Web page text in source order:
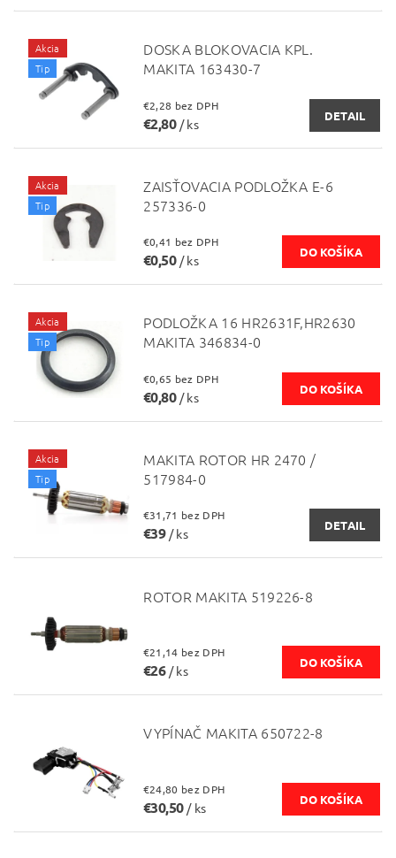
Akcia
Tip
DOSKA BLOKOVACIA KPL.
MAKITA 163430-7
€2,28 bez DPH
€2,80 / ks
DETAIL
Akcia
Tip
ZAISŤOVACIA PODLOŽKA E-6
257336-0
€0,41 bez DPH
€0,50 / ks
Akcia
Tip
PODLOŽKA 16 HR2631F,HR2630
MAKITA 346834-0
€0,65 bez DPH
€0,80 / ks
Akcia
Tip
MAKITA ROTOR HR 2470 /
517984-0
€31,71 bez DPH
€39 / ks
DETAIL
ROTOR MAKITA 519226-8
€21,14 bez DPH
€26 / ks
VYPÍNAČ MAKITA 650722-8
€24,80 bez DPH
€30,50 / ks